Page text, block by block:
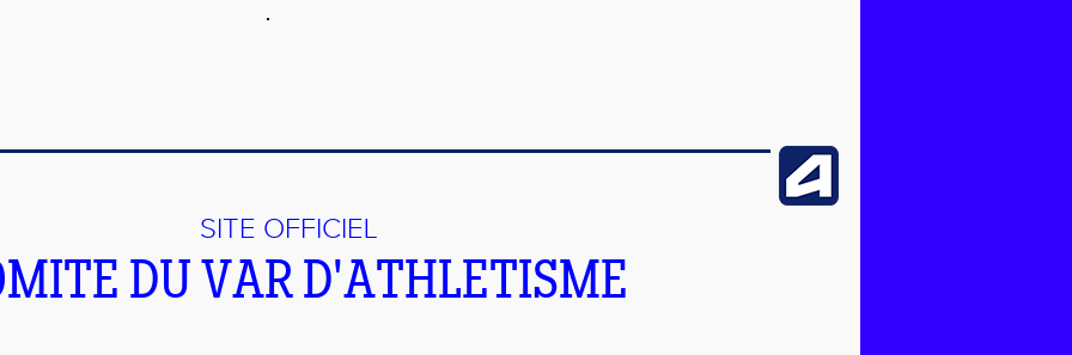
SITE OFFICIEL
DU VAR D'ATHLETISME